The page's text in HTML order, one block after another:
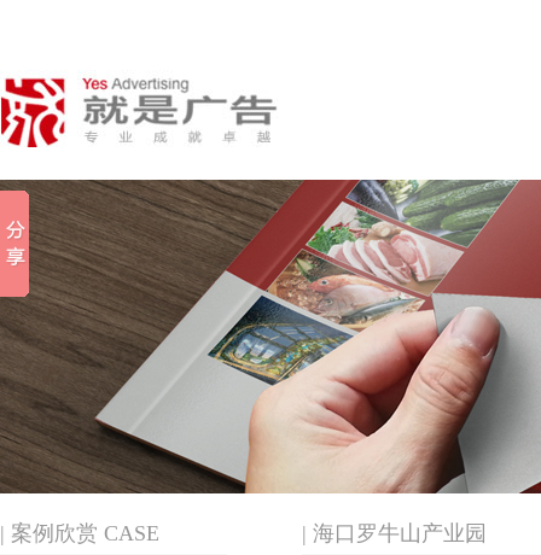
| 案例欣赏 CASE | 海口罗牛山产业园